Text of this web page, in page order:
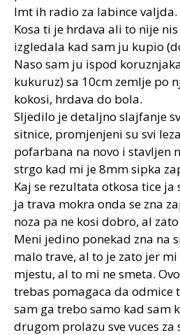
Imt ih radio za labince valjda.
Kosa ti je hrdava ali to nije
izgledala kad sam ju kupio
Naso sam ju ispod
kukuruz) sa 10cm zemlje po
kokosi, hrdava do bola.
Sljedilo je detaljno slajfanje
sitnice, promjenjeni su svi
pofarbana na novo i stavljen
strgo kad mi je 8mm sipka
Kaj se rezultata otkosa tice ja
ja trava mokra onda se zna
noza pa ne kosi dobro, al
Meni jedino ponekad zna na
malo trave, al to je zato jer
mjestu, al to mi ne smeta.
trebas pomagaca da odmice
sam ga trebo samo kad sam
drugom prolazu sve vuces za